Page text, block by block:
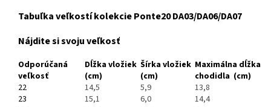
Tabuľka veľkostí kolekcie Ponte20 DA03/DA06/DA07
Nájdite si svoju veľkosť
Odporúčaná
veľkosť
22
23
Dĺžka vložiek
(cm)
14,5
15,1
Šírka vložiek
(cm)
5,9
6,0
Maximálna dĺžka
chodidla (cm)
13,8
14,4